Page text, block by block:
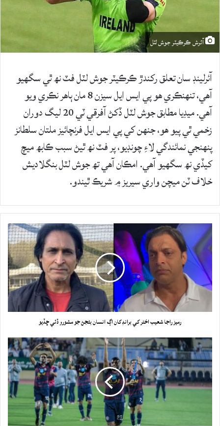
آئرش ڪرڪيٽر جوش لٽل
آئرلينڊ سان تعلق رکندڙ ڪرڪيٽر جوش لٽل فٽ نھ ٿي سگهيو
آهي، تنهنڪري هو پي ايس ايل سيزن 8 مان ٻاهر نڪري ويو
آهي. ميڊيا مطابق جوش لٽل ڏکڻ آفرقي ٽي 20 ليگ دوران
زخمي ٿي پيو هو، جنهن کي پي ايس ايل فرنچائيز ملتان سلطانز
پنهنجي نمائندگي لاءِ چونڊيو، پر فٽ نھ ٿيڻ سبب ڪابھ ميچ
کيڏي نھ سگهيو آهي. امڪان آهي تھ جوش لٽل بنگلاديش
خلاف ٽن ميچن واري سيريز ۾ شريڪ ٿيندو.
رميز راجا شعيب اختر کي برانڊ کان اڳ انسان بڻجڻ جو مشورو ڏئي ڇڏيو